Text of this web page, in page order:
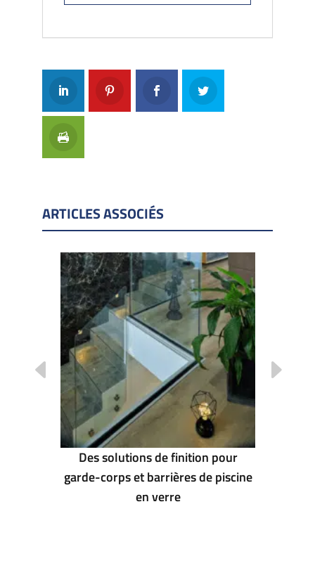
ARTICLES ASSOCIÉS
Des solutions de finition pour
garde-corps et barrières de piscine
en verre